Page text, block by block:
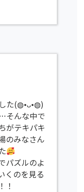
た(◍•ᴗ•◍)
そんな中で
がテキパキ
のみなさん
パズルのよ
くのを見る
！